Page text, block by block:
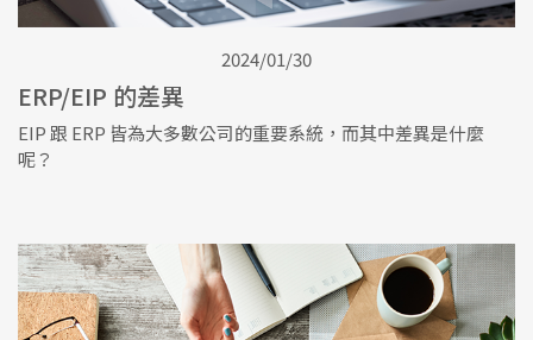
2024/01/30
ERP/EIP 的差異
EIP 跟 ERP 皆為大多數公司的重要系統，而其中差異是什麼
呢？